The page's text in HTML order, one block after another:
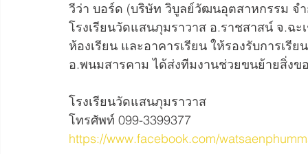
วีว่า บอร์ด (บริษัท วิบูลย์วัฒนอุตสาหกรรม จ
โรงเรียนวัดแสนภุมราวาส อ.ราชสาสน์ จ.ฉะ
ห้องเรียน และอาคารเรียน ให้รองรับการเ
อ.พนมสารคาม ได้ส่งทีมงานช่วยขนย้ายสิ่งข
โรงเรียนวัดแสนภุมราวาส
โทรศัพท์ 099-3399377
https://www.facebook.com/